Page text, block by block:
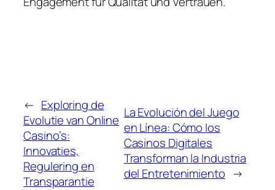
← Exploring de
Evolutie van Online
Casino’s:
Innovaties,
Regulering en
Transparantie
La Evolución del Juego
en Línea: Cómo los
Casinos Digitales
Transforman la Industria
del Entretenimiento →